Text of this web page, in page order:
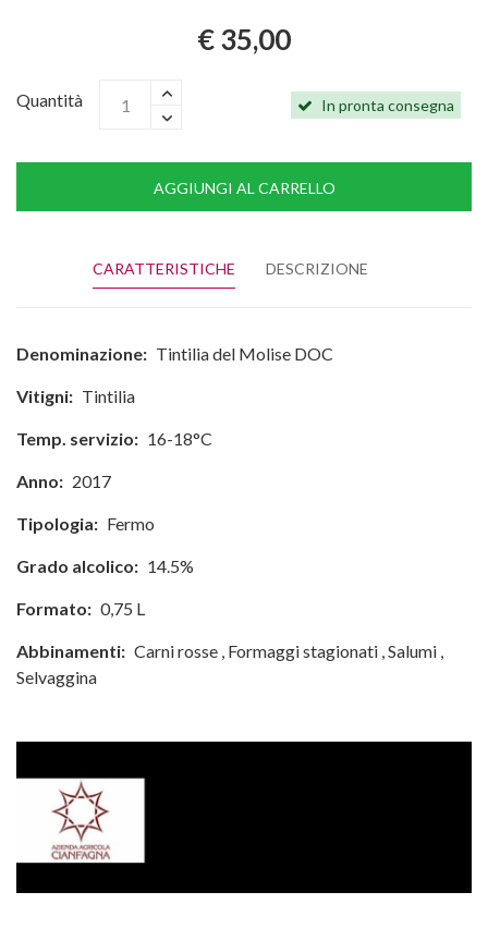
€ 35,00
Quantità In pronta consegna
AGGIUNGI AL CARRELLO
CARATTERISTICHE DESCRIZIONE
Denominazione: Tintilia del Molise DOC
Vitigni: Tintilia
Temp. servizio: 16-18°C
Anno: 2017
Tipologia: Fermo
Grado alcolico: 14.5%
Formato: 0,75 L
Abbinamenti: Carni rosse , Formaggi stagionati ,Salumi ,
Selvaggina